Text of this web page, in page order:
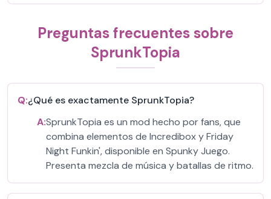
Preguntas frecuentes sobre
SprunkTopia
Q:¿Qué es exactamente SprunkTopia?
A:SprunkTopia es un mod hecho por fans, que
combina elementos de Incredibox y Friday
Night Funkin', disponible en Spunky Juego.
Presenta mezcla de música y batallas de ritmo.